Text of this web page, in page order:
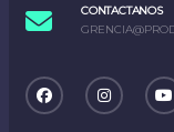
CONTACTANOS